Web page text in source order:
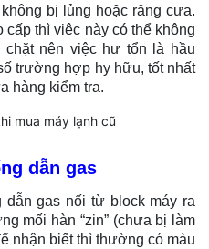
bị lủng hoặc răng cưa.
thì việc này có thể không
nên việc hư tổn là hầu
trường hợp hy hữu, tốt nhất
hàng kiểm tra.
dẫn gas
gas nối từ block máy ra
mối hàn “zin” (chưa bị làm
nhận biết thì thường có màu